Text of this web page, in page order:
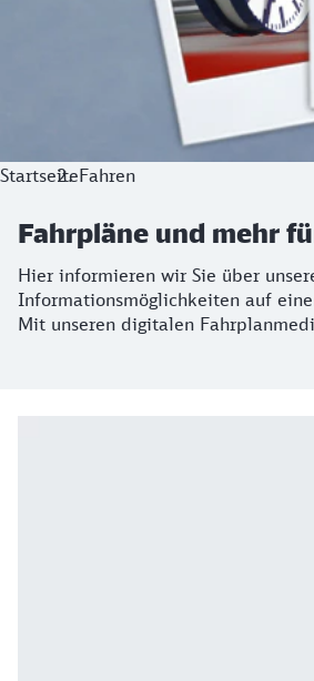
StartseiteFahren
Fahrpläne und mehr
Hier informieren wir Sie über
Informationsmöglichkeiten auf
Mit unseren digitalen